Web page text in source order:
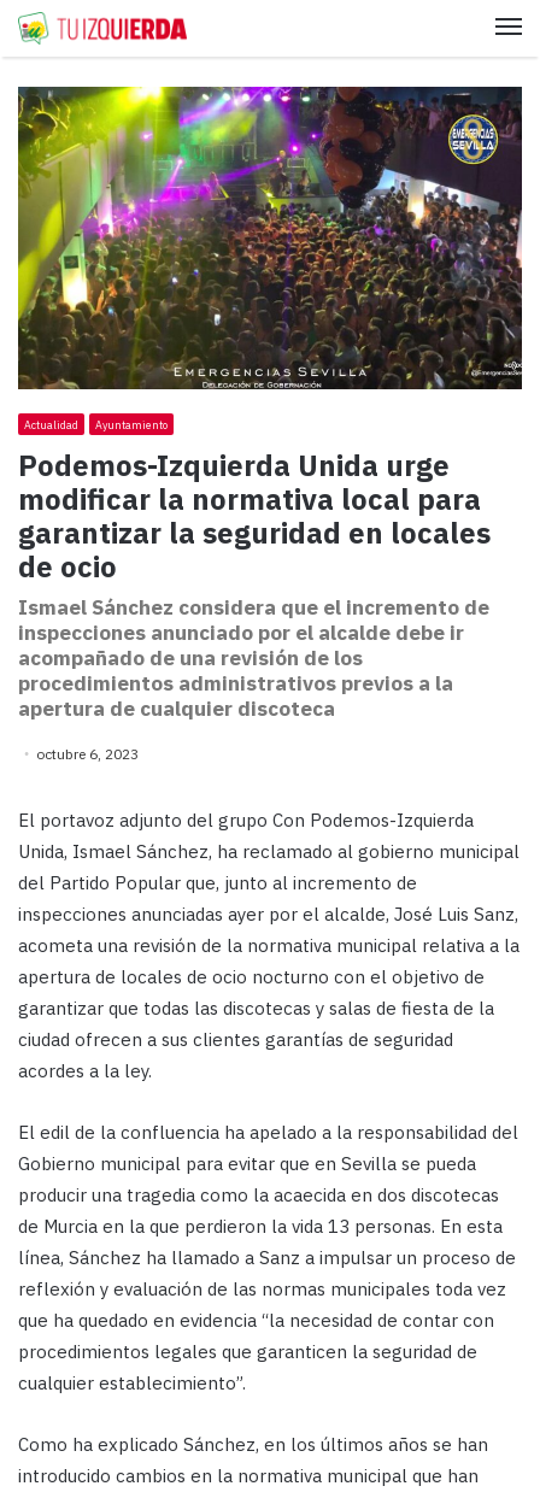
Actualidad Ayuntamiento
Podemos-Izquierda Unida urge
modificar la normativa local para
garantizar la seguridad en locales
de ocio
Ismael Sánchez considera que el incremento de
inspecciones anunciado por el alcalde debe ir
acompañado de una revisión de los
procedimientos administrativos previos a la
apertura de cualquier discoteca
octubre 6, 2023
El portavoz adjunto del grupo Con Podemos-Izquierda
Unida, Ismael Sánchez, ha reclamado al gobierno municipal
del Partido Popular que, junto al incremento de
inspecciones anunciadas ayer por el alcalde, José Luis Sanz,
acometa una revisión de la normativa municipal relativa a la
apertura de locales de ocio nocturno con el objetivo de
garantizar que todas las discotecas y salas de fiesta de la
ciudad ofrecen a sus clientes garantías de seguridad
acordes a la ley.
El edil de la confluencia ha apelado a la responsabilidad del
Gobierno municipal para evitar que en Sevilla se pueda
producir una tragedia como la acaecida en dos discotecas
de Murcia en la que perdieron la vida 13 personas. En esta
línea, Sánchez ha llamado a Sanz a impulsar un proceso de
reflexión y evaluación de las normas municipales toda vez
que ha quedado en evidencia “la necesidad de contar con
procedimientos legales que garanticen la seguridad de
cualquier establecimiento”.
Como ha explicado Sánchez, en los últimos años se han
introducido cambios en la normativa municipal que han